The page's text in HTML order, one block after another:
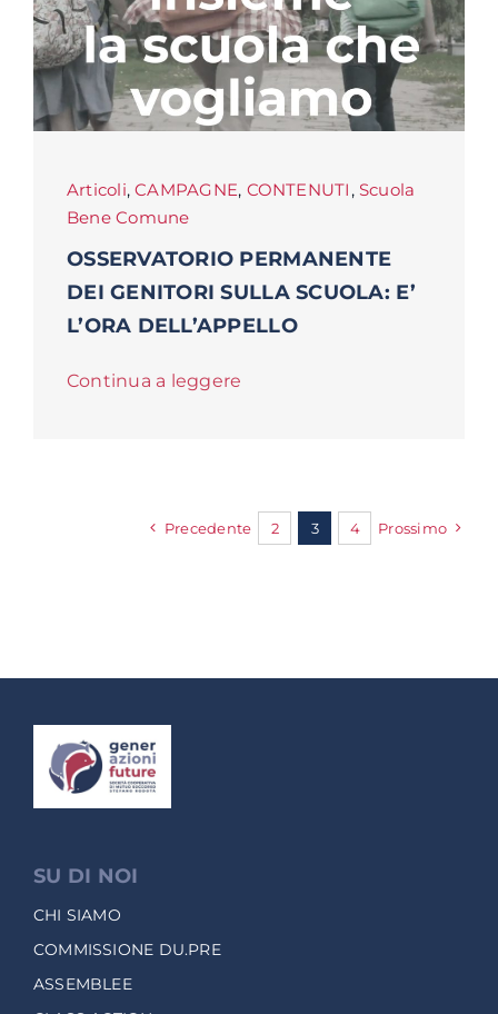
Articoli,CAMPAGNE, CONTENUTI , Scuola
Bene Comune
OSSERVATORIO PERMANENTE
DEI GENITORI SULLA SCUOLA: E’
L’ORA DELL’APPELLO
Continua a leggere
Precedente 2 3 4 Prossimo
SU DI NOI
CHI SIAMO
COMMISSIONE DU.PRE
ASSEMBLEE